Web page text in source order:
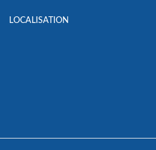
LOCALISATION